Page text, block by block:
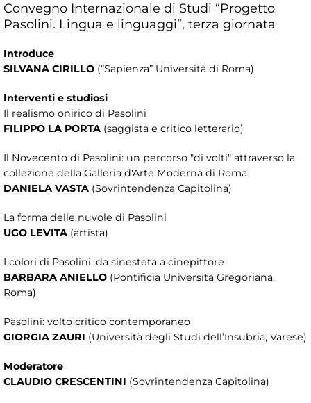
Convegno Internazionale di Studi “Progetto
Pasolini. Lingua e linguaggi”, terza giornata
Introduce
SILVANA CIRILLO (“Sapienza” Università di Roma)
Interventi e studiosi
Il realismo onirico di Pasolini
FILIPPO LA PORTA (saggista e critico letterario)
Il Novecento di Pasolini: un percorso "di volti" attraverso la
collezione della Galleria d'Arte Moderna di Roma
DANIELA VASTA (Sovrintendenza Capitolina)
La forma delle nuvole di Pasolini
UGO LEVITA (artista)
I colori di Pasolini: da sinesteta a cinepittore
BARBARA ANIELLO (Pontificia Università Gregoriana,
Roma)
Pasolini: volto critico contemporaneo
GIORGIA ZAURI (Università degli Studi dell’Insubria, Varese)
Moderatore
CLAUDIO CRESCENTINI (Sovrintendenza Capitolina)